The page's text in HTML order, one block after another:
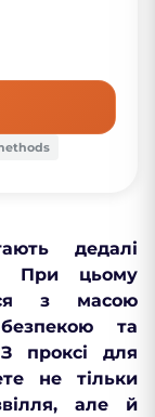
дедалі
При цьому
з масою
та
проксі для
не тільки
але й